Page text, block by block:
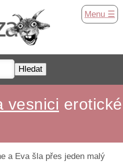
Menu ☰
vesnici erotické
a Eva šla přes jeden malý